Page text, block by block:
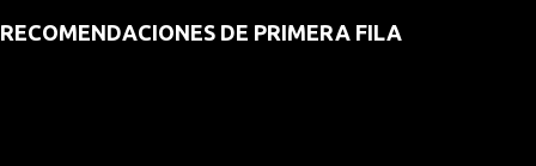
RECOMENDACIONES DE PRIMERA FILA